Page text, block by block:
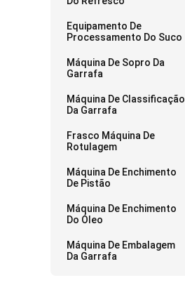
Equipamento De
Processamento Do Suco
Máquina De Sopro Da
Garrafa
Máquina De Classificação
Da Garrafa
Frasco Máquina De
Rotulagem
Máquina De Enchimento
De Pistão
Máquina De Enchimento
Do Óleo
Máquina De Embalagem
Da Garrafa